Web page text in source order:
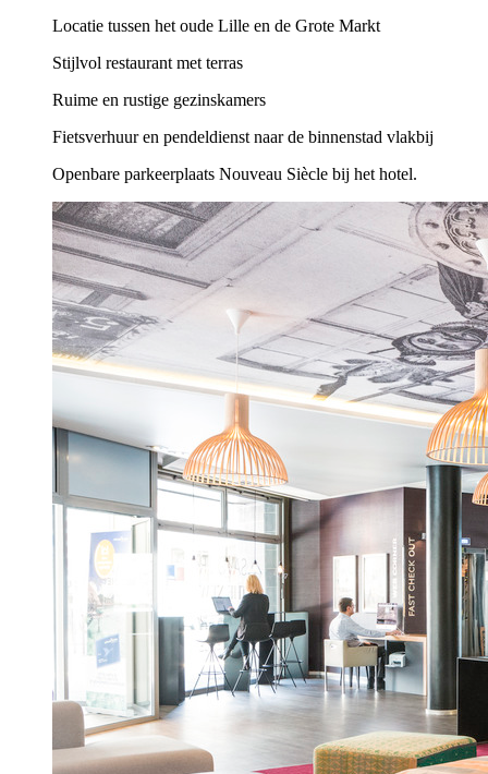
Locatie tussen het oude Lille en de Grote Markt
Stijlvol restaurant met terras
Ruime en rustige gezinskamers
Fietsverhuur en pendeldienst naar de binnenstad vlakbij
Openbare parkeerplaats Nouveau Siècle bij het hotel.